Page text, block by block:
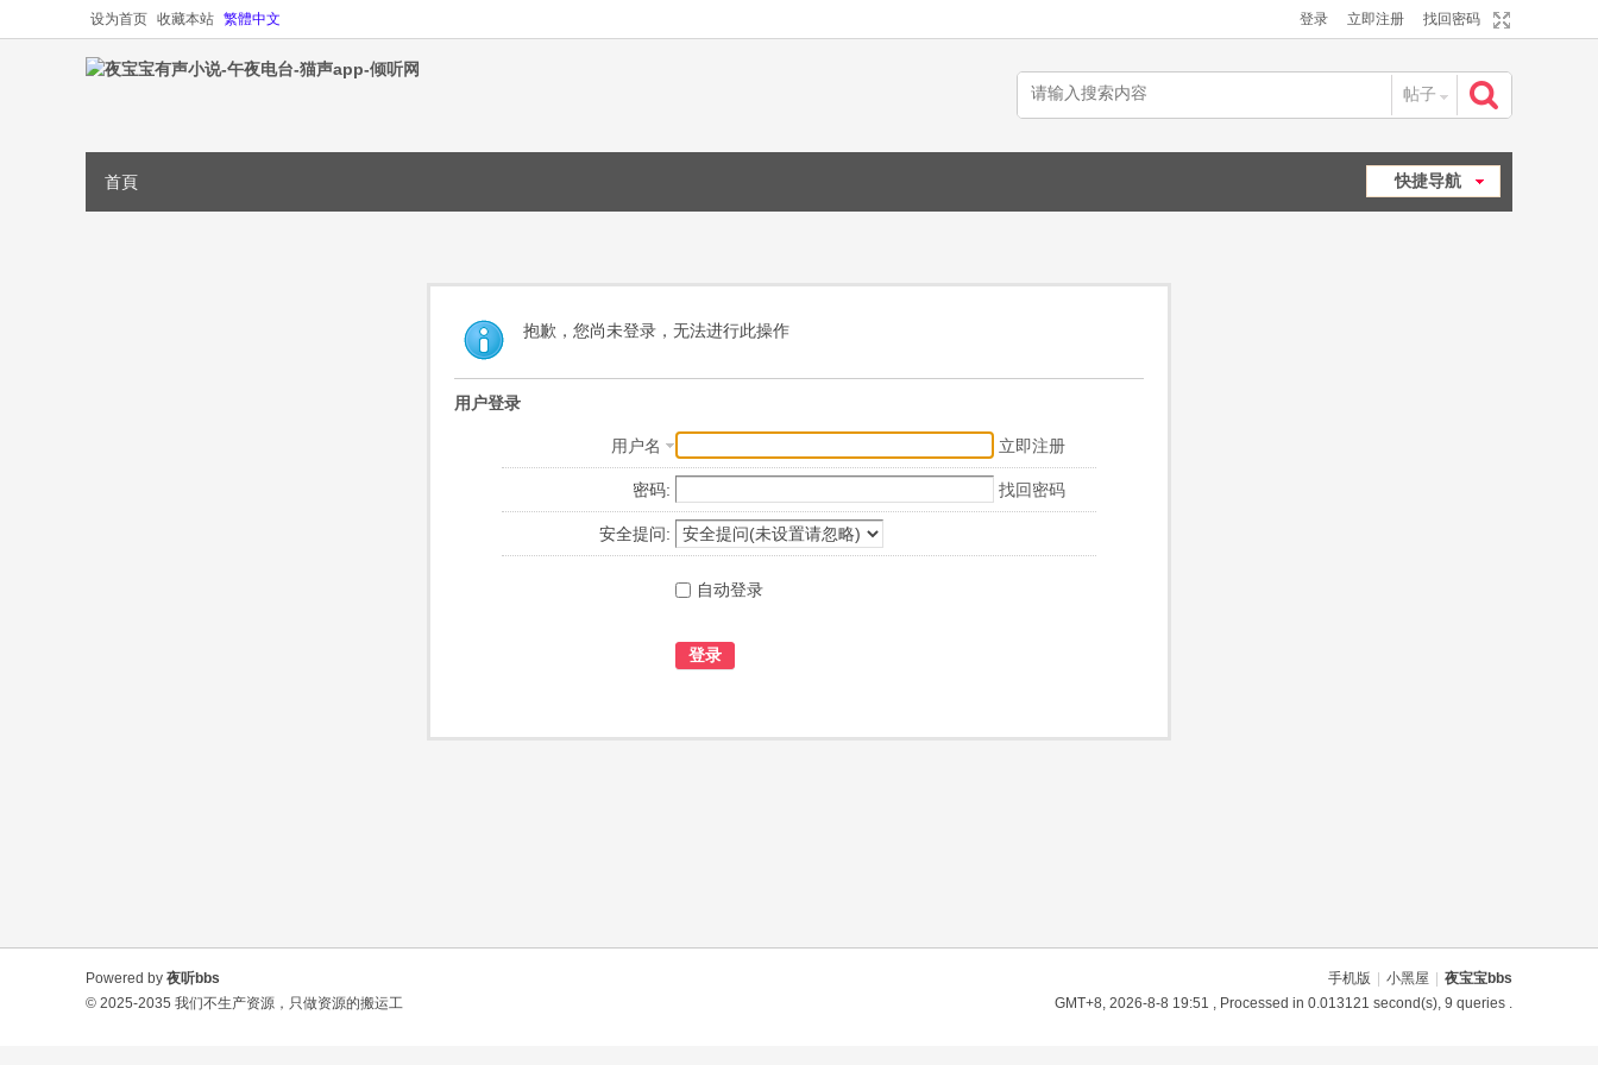
设为首页 收藏本站 繁體中文 登录 立即注册 找回密码
帖子
快捷导航
首頁
抱歉，您尚未登录，无法进行此操作
用户登录
用户名 立即注册
密码: 找回密码
安全提问:
自动登录
登录
手机版 小黑屋
夜宝宝bbs
GMT+8, 2026-8-8 19:51 , Processed in 0.013121 second(s), 9 queries .
Powered by 夜听bbs
© 2025-2035 我们不生产资源，只做资源的搬运工